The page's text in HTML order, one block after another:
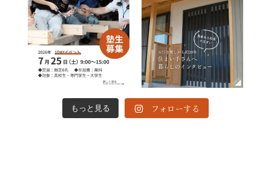
もっと見る フォローする